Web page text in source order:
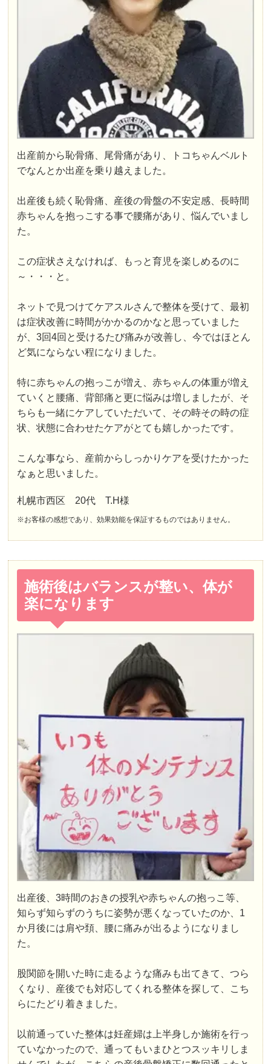
出産前から恥骨痛、尾骨痛があり、トコちゃんベルト
でなんとか出産を乗り越えました。
出産後も続く恥骨痛、産後の骨盤の不安定感、長時間
赤ちゃんを抱っこする事で腰痛があり、悩んでいまし
た。
この症状さえなければ、もっと育児を楽しめるのに
～・・・と。
ネットで見つけてケアスルさんで整体を受けて、最初
は症状改善に時間がかかるのかなと思っていました
が、3回4回と受けるたび痛みが改善し、今ではほとん
ど気にならない程になりました。
特に赤ちゃんの抱っこが増え、赤ちゃんの体重が増え
ていくと腰痛、背部痛と更に悩みは増しましたが、そ
ちらも一緒にケアしていただいて、その時その時の症
状、状態に合わせたケアがとても嬉しかったです。
こんな事なら、産前からしっかりケアを受けたかった
なぁと思いました。
札幌市西区 20代 T.H様
※お客様の感想であり、効果効能を保証するものではありません。
施術後はバランスが整い、体が
楽になります
出産後、3時間のおきの授乳や赤ちゃんの抱っこ等、
知らず知らずのうちに姿勢が悪くなっていたのか、1
か月後には肩や頚、腰に痛みが出るようになりまし
た。
股関節を開いた時に走るような痛みも出てきて、つら
くなり、産後でも対応してくれる整体を探して、こち
らにたどり着きました。
以前通っていた整体は妊産婦は上半身しか施術を行っ
ていなかったので、通ってもいまひとつスッキリしま